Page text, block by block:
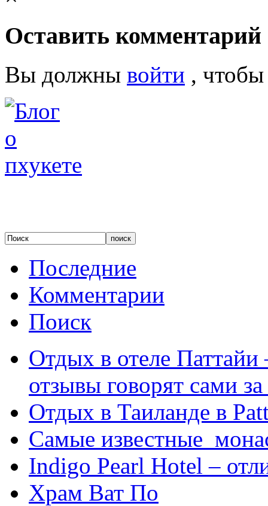
Оставить комментарий
Вы должны войти ,
Последние
Комментарии
Поиск
Отдых в отеле
отзывы говорят сами за
Отдых в Таиланде в
Самые известные
Indigo Pearl Hotel –
Храм Ват По